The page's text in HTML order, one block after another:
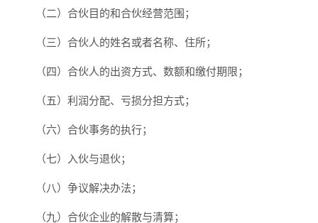
（二）合伙目的和合伙经营范围；
（三）合伙人的姓名或者名称、住所；
（四）合伙人的出资方式、数额和缴付期限；
（五）利润分配、亏损分担方式；
（六）合伙事务的执行；
（七）入伙与退伙；
（八）争议解决办法；
（九）合伙企业的解散与清算；